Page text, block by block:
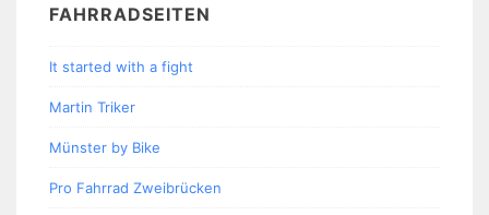
FAHRRADSEITEN
It started with a fight
Martin Triker
Münster by Bike
Pro Fahrrad Zweibrücken